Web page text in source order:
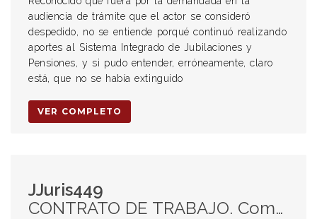
audiencia de trámite que el actor se consideró
despedido, no se entiende porqué continuó realizando
aportes al Sistema Integrado de Jubilaciones y
Pensiones, y si pudo entender, erróneamente, claro
está, que no se había extinguido
VER COMPLETO
JJuris449
CONTRATO DE TRABAJO. Comprobación de pagos mediante la extensión de recibos por profesional médico. Presunción art. 23 L.C.T. Subordinación jurídica y económica. Prueba. SOLIDARIDAD. Entre Obra Social y Mutual sindical con exclusión del Sindicato.